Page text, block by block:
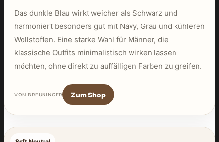
Das dunkle Blau wirkt weicher als Schwarz und
harmoniert besonders gut mit Navy, Grau und kühleren
Wollstoffen. Eine starke Wahl für Männer, die
klassische Outfits minimalistisch wirken lassen
möchten, ohne direkt zu auffälligen Farben zu greifen.
VON BREUNINGER Zum Shop